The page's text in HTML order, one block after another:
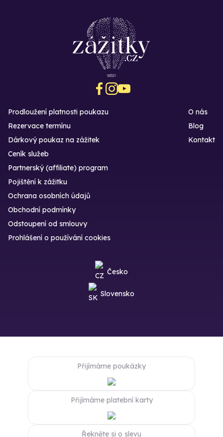
Prodloužení platnosti poukazu
Rezervace termínu
Dárkový poukaz na zážitek
O nás
Blog
Kontakt
Ceník služeb
Partnerský (affiliate) program
Pojištění k zážitku
Ochrana osobních údajů
Obchodní podmínky
Odstoupení od smlouvy
Prohlášení o používání cookies
Česko
Slovensko
Přijímáme poukázky
Přijímáme platební karty
Řekněte si o slevu